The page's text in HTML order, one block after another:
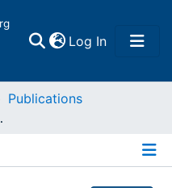
Log In(current)
Publications
Befunde aus PISA